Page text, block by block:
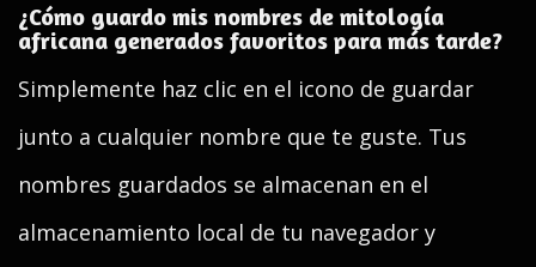
¿Cómo guardo mis nombres de mitología
africana generados favoritos para más tarde?
Simplemente haz clic en el icono de guardar
junto a cualquier nombre que te guste. Tus
nombres guardados se almacenan en el
almacenamiento local de tu navegador y